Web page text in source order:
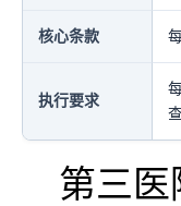
核心条款
执行要求
第三医